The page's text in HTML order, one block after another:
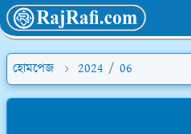
হোমপেজ 2024 / 06